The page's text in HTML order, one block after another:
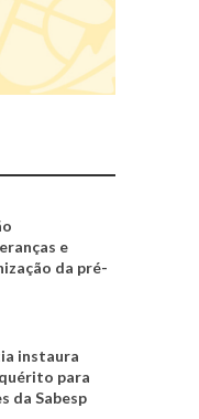
e
da pré-
instaura
para
da Sabesp